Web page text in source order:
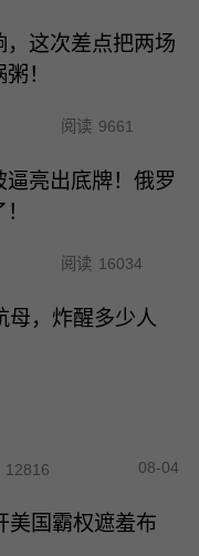
，这次差点把两场
！
阅读 9661
逼亮出底牌！俄罗
阅读 16034
母，炸醒多少人
12816 08-04
美国霸权遮羞布